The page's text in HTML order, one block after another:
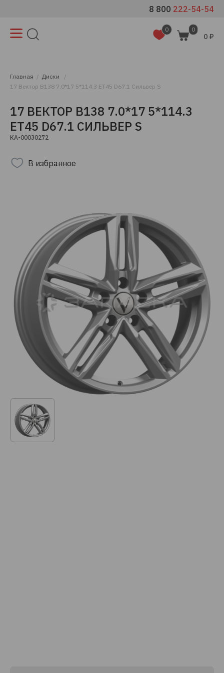
8 800 222-54-54
0 0
0 ₽
Главная
Диски
17 Вектор B138 7.0*17 5*114.3 ET45 D67.1 Сильвер S
17 ВЕКТОР B138 7.0*17 5*114.3
ET45 D67.1 СИЛЬВЕР S
КА-00030272
В избранное